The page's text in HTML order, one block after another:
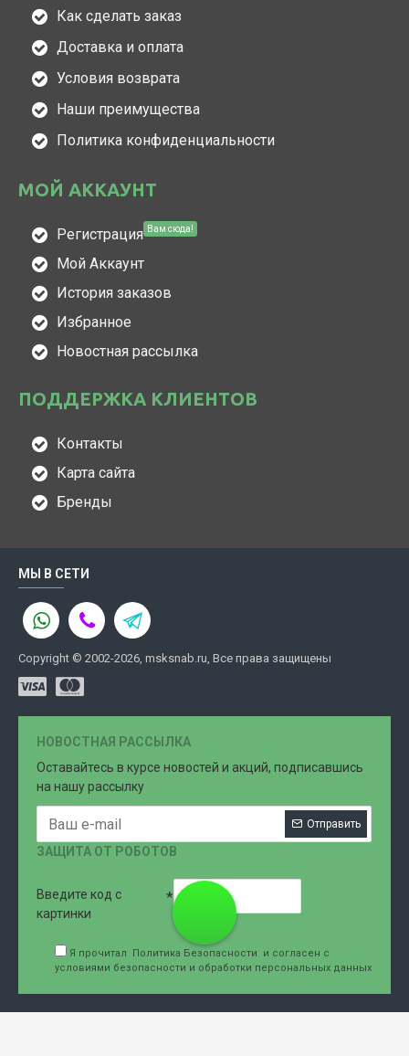
Как сделать заказ
Доставка и оплата
Условия возврата
Наши преимущества
Политика конфиденциальности
МОЙ АККАУНТ
Регистрация Вам сюда!
Мой Аккаунт
История заказов
Избранное
Новостная рассылка
ПОДДЕРЖКА КЛИЕНТОВ
Контакты
Карта сайта
Бренды
МЫ В СЕТИ
Copyright © 2002-2026, msksnab.ru, Все права защищены
НОВОСТНАЯ РАССЫЛКА
Оставайтесь в курсе новостей и акций, подписавшись
на нашу рассылку
Отправить
ЗАЩИТА ОТ РОБОТОВ
Введите код с
картинки
Я прочитал Политика Безопасности
и согласен с
условиями безопасности и обработки персональных данных
707-76-